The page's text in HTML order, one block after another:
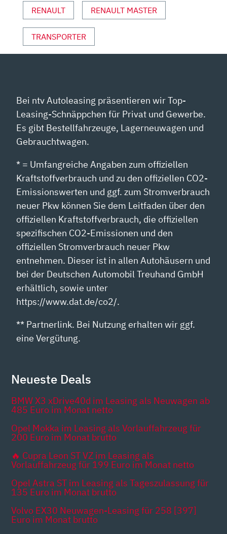
RENAULT RENAULT MASTER
TRANSPORTER
Bei ntv Autoleasing präsentieren wir Top-
Leasing-Schnäppchen für Privat und Gewerbe.
Es gibt Bestellfahrzeuge, Lagerneuwagen und
Gebrauchtwagen.
* = Umfangreiche Angaben zum offiziellen
Kraftstoffverbrauch und zu den offiziellen CO2-
Emissionswerten und ggf. zum Stromverbrauch
neuer Pkw können Sie dem Leitfaden über den
offiziellen Kraftstoffverbrauch, die offiziellen
spezifischen CO2-Emissionen und den
offiziellen Stromverbrauch neuer Pkw
entnehmen. Dieser ist in allen Autohäusern und
bei der Deutschen Automobil Treuhand GmbH
erhältlich, sowie unter
https://www.dat.de/co2/.
** Partnerlink. Bei Nutzung erhalten wir ggf.
eine Vergütung.
Neueste Deals
BMW X3 xDrive40d im Leasing als Neuwagen ab
485 Euro im Monat netto
Opel Mokka im Leasing als Vorlauffahrzeug für
200 Euro im Monat brutto
🔥 Cupra Leon ST VZ im Leasing als
Vorlauffahrzeug für 199 Euro im Monat netto
Opel Astra ST im Leasing als Tageszulassung für
135 Euro im Monat brutto
Volvo EX30 Neuwagen-Leasing für 258 [397]
Euro im Monat brutto